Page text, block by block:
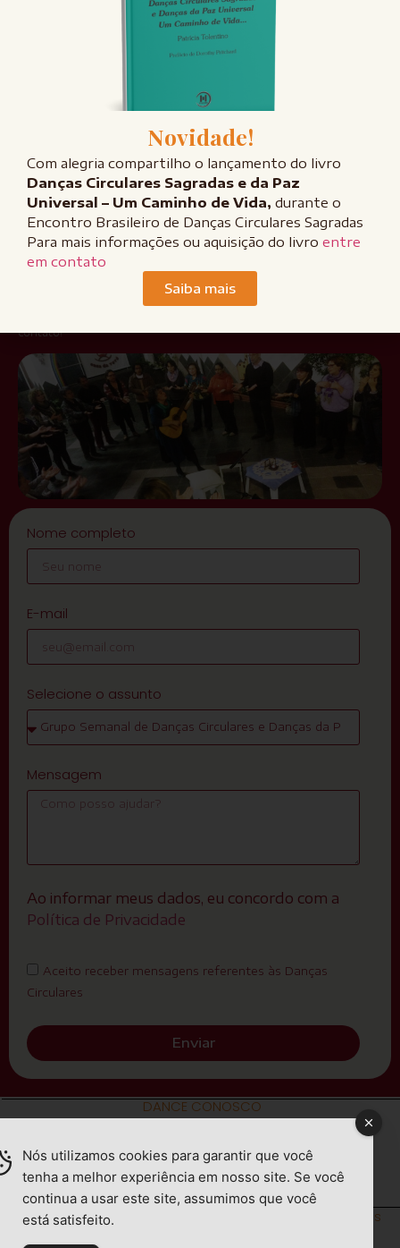
FALE CONOSCO
Entre em contato
contato!
Nome completo
E-mail
Selecione o assunto
Mensagem
Ao informar meus dados, eu concordo com a
Política de Privacidade
Aceito receber mensagens referentes às Danças
Circulares
Enviar
DANCE CONOSCO
© 2026 Danças Circulares – Patrícia Tolentino. Todos os
Nós utilizamos cookies para garantir que você
tenha a melhor experiência em nosso site. Se você
continua a usar este site, assumimos que você
está satisfeito.
Novidade!
Com alegria compartilho o lançamento do livro
Danças Circulares Sagradas e da Paz
Universal – Um Caminho de Vida, durante o
Encontro Brasileiro de Danças Circulares Sagradas
Para mais informações ou aquisição do livro entre
em contato
Saiba mais